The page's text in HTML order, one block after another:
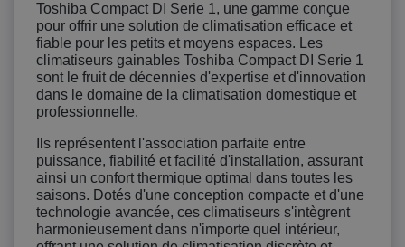
Toshiba Compact DI Serie 1, une gamme conçue
pour offrir une solution de climatisation efficace et
fiable pour les petits et moyens espaces. Les
climatiseurs gainables Toshiba Compact DI Serie 1
sont le fruit de décennies d'expertise et d'innovation
dans le domaine de la climatisation domestique et
professionnelle.
Ils représentent l'association parfaite entre
puissance, fiabilité et facilité d'installation, assurant
ainsi un confort thermique optimal dans toutes les
saisons. Dotés d'une conception compacte et d'une
technologie avancée, ces climatiseurs s'intègrent
harmonieusement dans n'importe quel intérieur,